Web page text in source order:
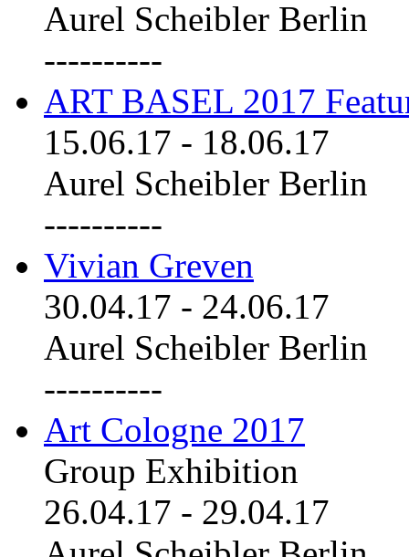
Aurel Scheibler Berlin
----------
ART BASEL 2017
15.06.17 - 18.06.17
Aurel Scheibler Berlin
----------
Vivian Greven
30.04.17 - 24.06.17
Aurel Scheibler Berlin
----------
Art Cologne 2017
Group Exhibition
26.04.17 - 29.04.17